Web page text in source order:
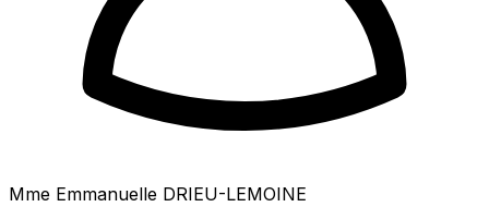
Mme Emmanuelle DRIEU-LEMOINE